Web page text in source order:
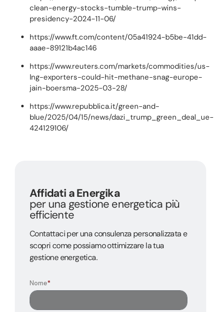
clean-energy-stocks-tumble-trump-wins-
presidency-2024-11-06/
https://www.ft.com/content/05a41924-b5be-41dd-
aaae-89121b4ac146
https://www.reuters.com/markets/commodities/us-
lng-exporters-could-hit-methane-snag-europe-
jain-boersma-2025-03-28/
https://www.repubblica.it/green-and-
blue/2025/04/15/news/dazi_trump_green_deal_ue-
424129106/
Affidati a Energika
per una gestione energetica più
efficiente
Contattaci per una consulenza personalizzata e
scopri come possiamo ottimizzare la tua
gestione energetica.